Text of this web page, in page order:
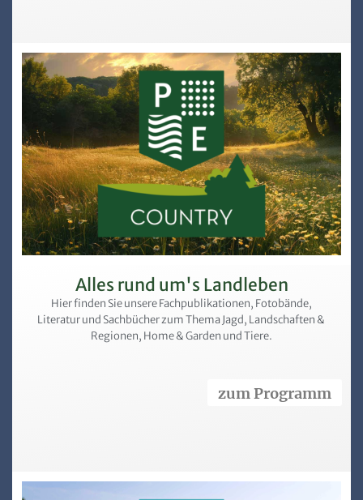
Alles rund um's Landleben
Hier finden Sie unsere Fachpublikationen, Fotobände,
Literatur und Sachbücher zum Thema Jagd, Landschaften &
Regionen, Home & Garden und Tiere.
zum Programm